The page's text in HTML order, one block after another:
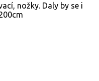
nožky. Daly by se i